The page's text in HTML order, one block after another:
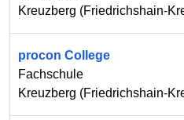
Kreuzberg (Friedrichshain-
procon College
Fachschule
Kreuzberg (Friedrichshain-